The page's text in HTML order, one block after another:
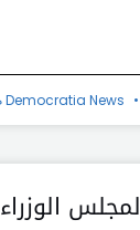
Democratia News
الوزراء